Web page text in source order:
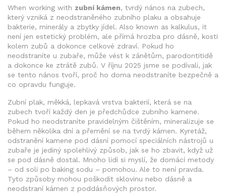
When working with zubní kámen, tvrdý nános na zubech,
který vzniká z neodstraněného zubního plaku a obsahuje
bakterie, minerály a zbytky jídel. Also known as kalkulus, it
není jen estetický problém, ale přímá hrozba pro dásně, kosti
kolem zubů a dokonce celkové zdraví. Pokud ho
neodstraníte u zubaře, může vést k zánětům, parodontitidě
a dokonce ke ztrátě zubů. V říjnu 2025 jsme se podívali, jak
se tento nános tvoří, proč ho doma neodstraníte bezpečně a
co opravdu funguje.
Zubní plak, měkká, lepkavá vrstva bakterií, která se na
zubech tvoří každý den je předchůdce zubního kamene.
Pokud ho neodstraníte pravidelným čištěním, mineralizuje se
během několika dní a přemění se na tvrdý kámen. Kyretáž,
odstranění kamene pod dásní pomocí speciálních nástrojů u
zubaře je jediný spolehlivý způsob, jak se ho zbavit, když už
se pod dásně dostal. Mnoho lidí si myslí, že domácí metody
– od soli po baking sodu – pomohou. Ale to není pravda.
Tyto způsoby mohou poškodit sklovinu nebo dásně a
neodstraní kámen z poddásňových prostor.